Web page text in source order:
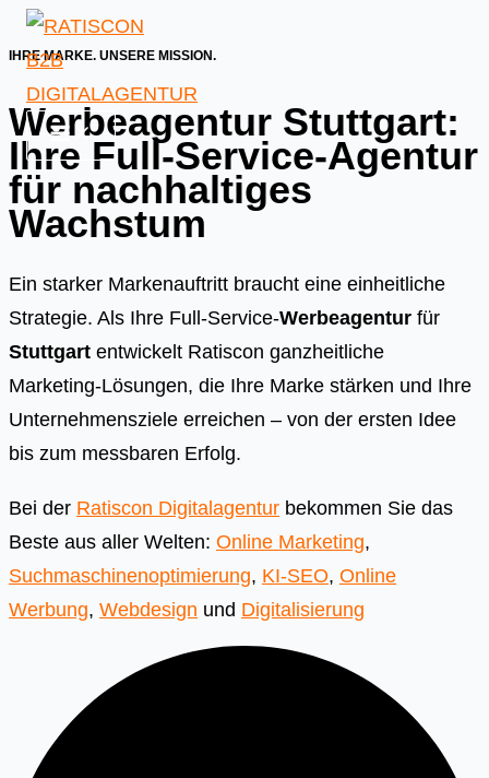
Skip
to
content
IHRE MARKE. UNSERE MISSION.
Werbeagentur Stuttgart:
Ihre Full-Service-Agentur
für nachhaltiges
Wachstum
Ein starker Markenauftritt braucht eine einheitliche
Strategie. Als Ihre Full-Service-Werbeagentur für
Stuttgart entwickelt Ratiscon ganzheitliche
Marketing-Lösungen, die Ihre Marke stärken und Ihre
Unternehmensziele erreichen – von der ersten Idee
bis zum messbaren Erfolg.
Bei der Ratiscon Digitalagentur bekommen Sie das
Beste aus aller Welten: Online Marketing,
Suchmaschinenoptimierung, KI-SEO, Online
Werbung, Webdesign und Digitalisierung